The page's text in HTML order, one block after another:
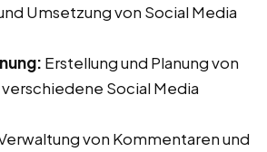
Umsetzung von Social Media
Erstellung und Planung von
Social Media
von Kommentaren und